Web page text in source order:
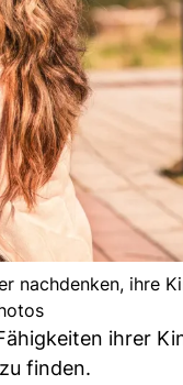
nachdenken, ihre
ihrer
finden.